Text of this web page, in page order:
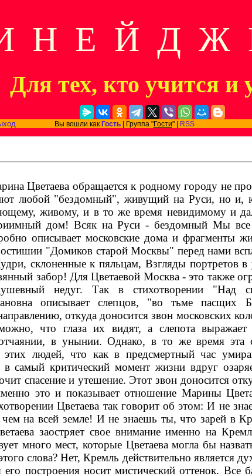
Н Е Й Д Ж
Для тех, кто учится и
Вы вошли как Гость| Группа "Гости" |
RSS
Цветаева обращается к родному городу не
любой "бездомный", живущий на Руси, но и,
живому, и в то же время невидимому и
дом! Всяк на Руси - бездомный Мы все
описывает московские дома и фрагменты
"Домиков старой Москвы" перед нами
склоненные к пяльцам, Взгляды портретов
забор! Для Цветаевой Москва - это также
недуг. Так в стихотворении "Над
описывает слепцов, "во тьме пасщих
откуда доносится звон московских
что глаза их видят, а слепота выражает
в унынии. Однако, в то же время эта
этих людей, что как в предсмертный час
в самый критический момент жизни вдруг
спасение и утешение. Этот звон доносится
это и показывает отношение Марины
Цветаева так говорит об этом: И не
на всей земле! И не знаешь ты, что зарей в
заостряет свое внимание именно на
много мест, которые Цветаева могла бы
слова? Нет, Кремль действительно является
построения носит мистический оттенок. Все